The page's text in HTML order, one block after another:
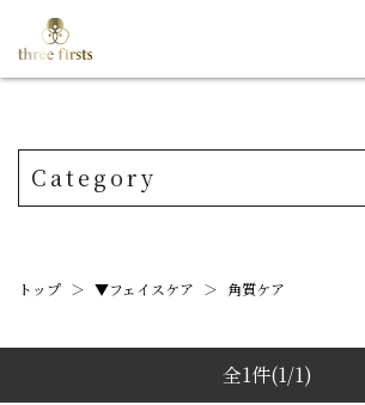
Category
トップ ＞ ▼フェイスケア ＞ 角質ケア
全1件(1/1)